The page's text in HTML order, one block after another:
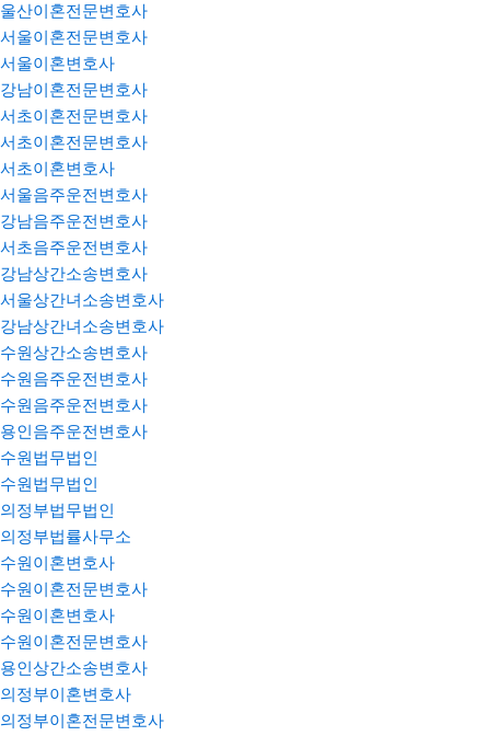
울산이혼전문변호사
서울이혼전문변호사
서울이혼변호사
강남이혼전문변호사
서초이혼전문변호사
서초이혼전문변호사
서초이혼변호사
서울음주운전변호사
강남음주운전변호사
서초음주운전변호사
강남상간소송변호사
서울상간녀소송변호사
강남상간녀소송변호사
수원상간소송변호사
수원음주운전변호사
수원음주운전변호사
용인음주운전변호사
수원법무법인
수원법무법인
의정부법무법인
의정부법률사무소
수원이혼변호사
수원이혼전문변호사
수원이혼변호사
수원이혼전문변호사
용인상간소송변호사
의정부이혼변호사
의정부이혼전문변호사